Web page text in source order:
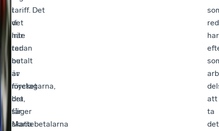
i
det
här
redan
nu
är
mycket
bra,
säger
Maria
tariff. Det
vi
inte
tar
betalt
av
företagarna,
det
får
skattebetalarna
har
att
ta
det